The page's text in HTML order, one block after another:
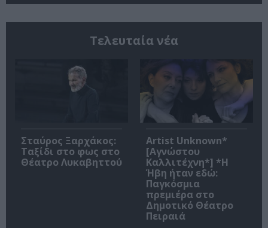
Τελευταία νέα
Σταύρος Ξαρχάκος:
Ταξίδι στο φως στο
Θέατρο Λυκαβηττού
Artist Unknown*
[Αγνώστου
Καλλιτέχνη*] *Η
Ήβη ήταν εδώ:
Παγκόσμια
πρεμιέρα στο
Δημοτικό Θέατρο
Πειραιά